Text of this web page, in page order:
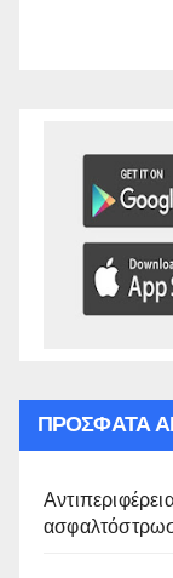
ΠΡΌΣΦΑΤΑ